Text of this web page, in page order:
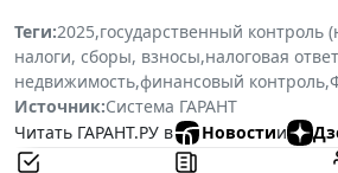
Теги:2025,государственный контроль
налоги, сборы, взносы,налоговая
недвижимость,финансовый контроль,
Источник:Система ГАРАНТ
Читать ГАРАНТ.РУ в
Новостии